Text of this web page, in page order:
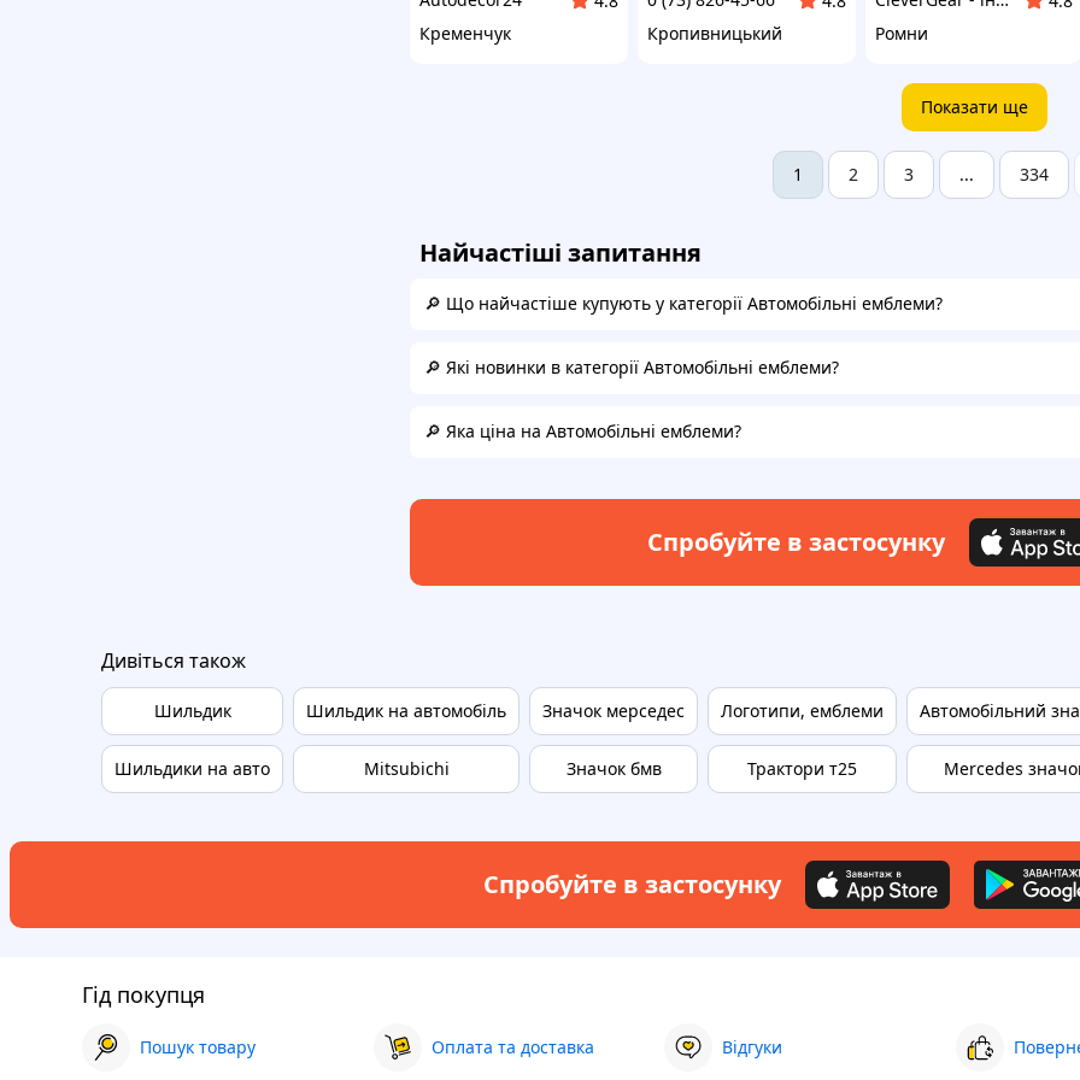
Кременчук
Кропивницький
Ромни
Показати ще
1 2 3 ... 334
Найчастіші запитання
🔎 Що найчастіше купують у категорії Автомобільні емблеми?
🔎 Які новинки в категорії Автомобільні емблеми?
🔎 Яка ціна на Автомобільні емблеми?
Спробуйте в застосунку
Дивіться також
Шильдик
Шильдики на авто
Шильдик на автомобіль
Mitsubichi
Значок мерседес
Значок бмв
Логотипи, емблеми
Трактори т25
Автомобільний
Mercedes
Спробуйте в застосунку
Гід покупця
Пошук товару Оплата та доставка Відгуки